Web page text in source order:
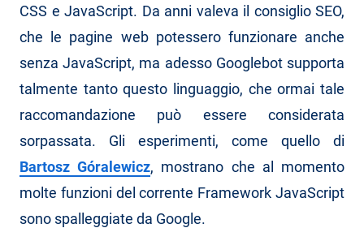
CSS e JavaScript. Da anni valeva il consiglio SEO,
che le pagine web potessero funzionare anche
senza JavaScript, ma adesso Googlebot supporta
talmente tanto questo linguaggio, che ormai tale
raccomandazione può essere considerata
sorpassata. Gli esperimenti, come quello di
Bartosz Góralewicz, mostrano che al momento
molte funzioni del corrente Framework JavaScript
sono spalleggiate da Google.